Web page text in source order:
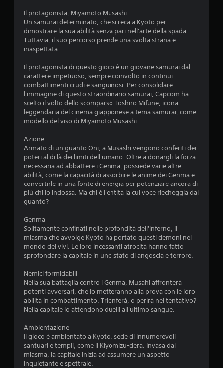
Il protagonista, Miyamoto Musashi
Un samurai determinato, che si reca a Kyoto per
dimostrare la sua abilità senza pari nell'arte della spada.
Tuttavia, il suo percorso prende una svolta strana e
inaspettata.
Il protagonista di questo gioco è un giovane samurai dal
carattere impetuoso, sempre coinvolto in continui
combattimenti crudi e sanguinosi. Per consolidare
l'immagine di questo straordinario samurai, Capcom ha
scelto il volto dello scomparso Toshiro Mifune, icona
leggendaria del cinema giapponese a tema samurai, come
modello del viso di Miyamoto Musashi.
Azione
Armato di un guanto Oni, a Musashi vengono conferiti dei
poteri al di là dei limiti dell'umano. Oltre a donargli la forza
necessaria ad abbattere i Genma, possiede varie altre
abilità, come la capacità di assorbire le anime dei Genma e
convertirle in una fonte di energia per potenziare ancora di
più chi lo indossa. Ma chi è l'entità la cui voce riecheggia dal
guanto?
Genma
Solitamente confinati nelle profondità dell'inferno, il
miasma che avvolge Kyoto ha portato questi demoni nel
mondo dei vivi. Le loro incessanti atrocità hanno fatto
sprofondare la capitale in uno stato di angoscia e terrore.
Nemici formidabili
Nella sua battaglia contro i Genma, Musahi affronterà
potenti avversari, che lo metteranno alla prova con le loro
abilità in combattimento. Trionferà, o perirà nel tentativo?
Nella capitale lo attendono duelli all'ultimo sangue.
Ambientazione
Il gioco è ambientato a Kyoto, sede di innumerevoli
santuari e templi, come il Kiyomizu-dera. Invasa dal
miasma, la capitale inizia ad assumere un aspetto
inquietante e spettrale.